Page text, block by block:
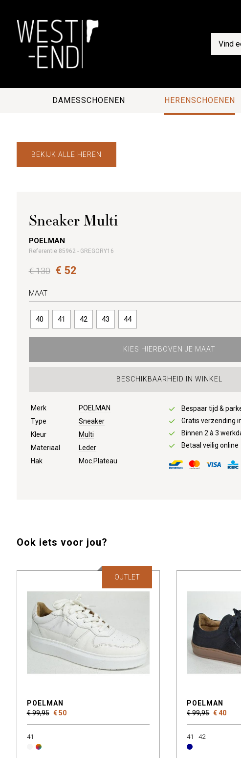
DAMESSCHOENEN HERENSCHOENEN
BEKIJK ALLE HEREN
Sneaker Multi
POELMAN
Referentie 85962 - GREGORY16
€ 130 € 52
MAAT
40 41 42 43 44
KIES HIERBOVEN JE MAAT
BESCHIKBAARHEID IN WINKEL
Merk
POELMAN
Type
Sneaker
Kleur
Multi
Materiaal
Leder
Hak
Moc.Plateau
Bespaar tijd &
Gratis verzending
Binnen 2 à 3
Betaal veilig online
Ook iets voor jou?
POELMAN
€ 99,95 € 50
OUTLET
41
POELMAN
€ 99,95 € 40
41 42